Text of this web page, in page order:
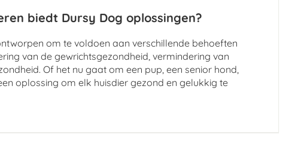
biedt Dursy Dog oplossingen?
om te voldoen aan verschillende behoeften
van de gewrichtsgezondheid, vermindering van
Of het nu gaat om een pup, een senior hond,
oplossing om elk huisdier gezond en gelukkig te